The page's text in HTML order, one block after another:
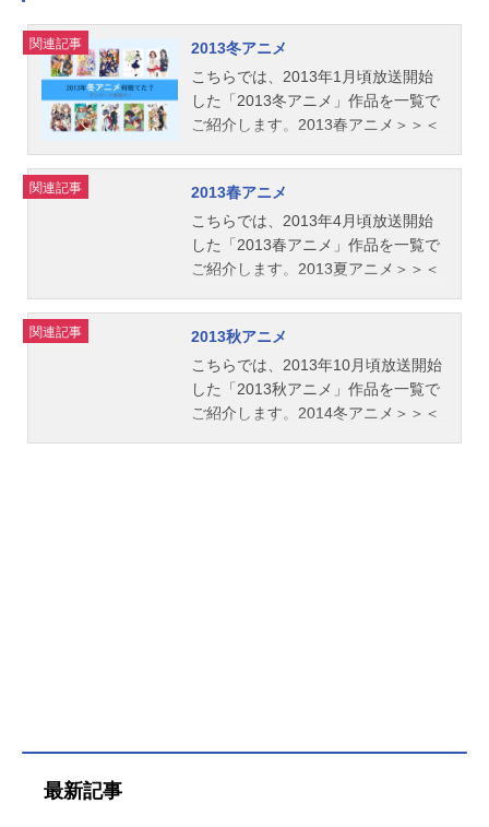
サムキャラクターデザイン：加藤裕
美アニメーション制作：スタジオデ
ィーン主題歌OP：「GodFATE」飛蘭
ED：「Stringofpain」柿原徹也公開開
始年＆季節2013冬アニメ(C)2013あ
クトTVアニメ『八犬伝—東方八犬異
聞—』公式サイト『八犬伝—東方八
犬異聞—』公式Twitter 「八犬伝—東
方八犬異聞—」のグッズを探す動画
配信情報【PR】※本ページは動画配
れています...
関連記事
2013冬アニメ
こちらでは、2013年1月頃放送開始
した「2013冬アニメ」作品を一覧で
ご紹介します。2013春アニメ＞＞＜
関連記事
2013春アニメ
こちらでは、2013年4月頃放送開始
した「2013春アニメ」作品を一覧で
ご紹介します。2013夏アニメ＞＞＜
関連記事
2013秋アニメ
こちらでは、2013年10月頃放送開始
した「2013秋アニメ」作品を一覧で
ご紹介します。2014冬アニメ＞＞＜
最新記事